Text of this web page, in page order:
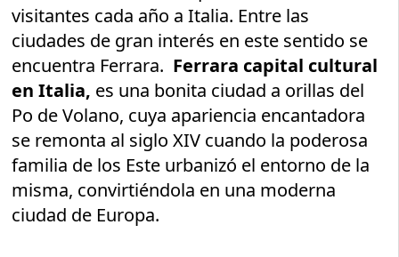
visitantes cada año a Italia. Entre las
ciudades de gran interés en este sentido se
encuentra Ferrara. Ferrara capital cultural
en Italia, es una bonita ciudad a orillas del
Po de Volano, cuya apariencia encantadora
se remonta al siglo XIV cuando la poderosa
familia de los Este urbanizó el entorno de la
misma, convirtiéndola en una moderna
ciudad de Europa.